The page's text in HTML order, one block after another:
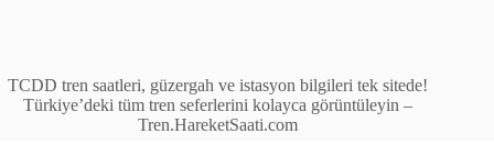
TCDD tren saatleri, güzergah ve istasyon bilgileri tek sitede!
Türkiye’deki tüm tren seferlerini kolayca görüntüleyin –
Tren.HareketSaati.com